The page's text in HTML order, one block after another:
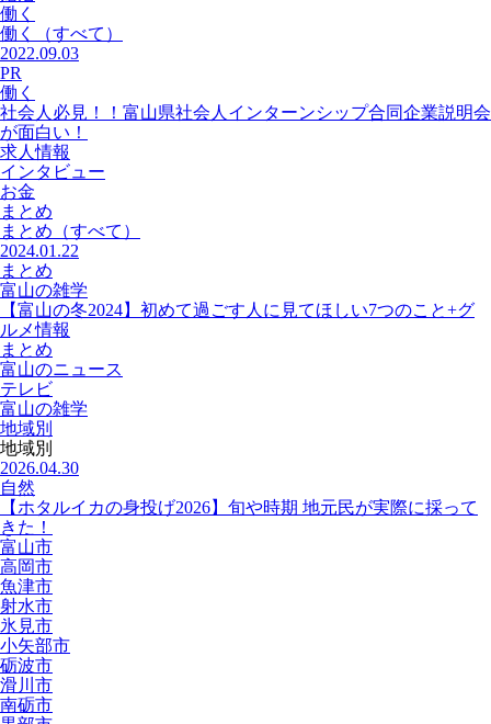
働く
働く
（すべて）
2022.09.03
PR
働く
社会人必見！！富山県社会人インターンシップ合同企業説明会
が面白い！
求人情報
インタビュー
お金
まとめ
まとめ （すべて）
2024.01.22
まとめ
富山の雑学
【富山の冬2024】初めて過ごす人に見てほしい7つのこと+グ
ルメ情報
まとめ
富山のニュース
テレビ
富山の雑学
地域別
地域別
2026.04.30
自然
【ホタルイカの身投げ2026】旬や時期 地元民が実際に採って
きた！
富山市
高岡市
魚津市
射水市
氷見市
小矢部市
砺波市
滑川市
南砺市